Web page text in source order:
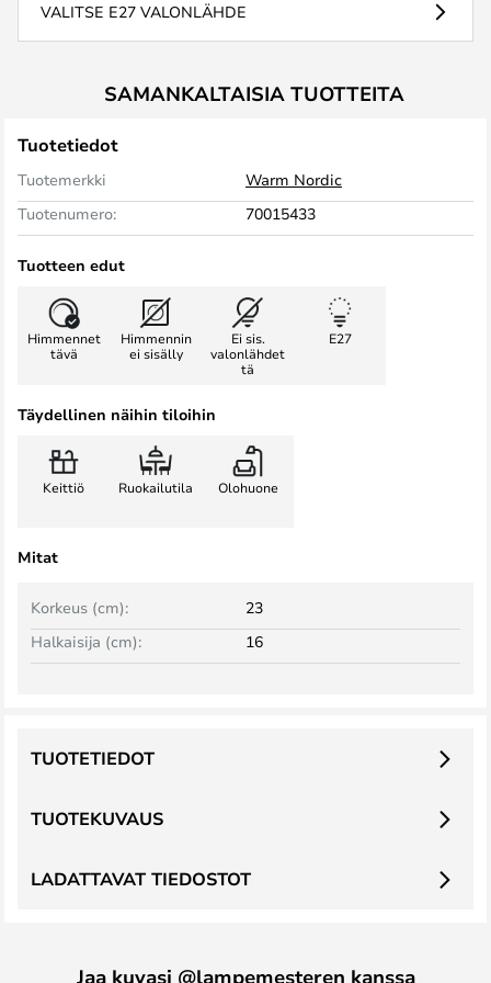
VALITSE E27 VALONLÄHDE
SAMANKALTAISIA TUOTTEITA
Tuotetiedot
Tuotemerkki
Warm Nordic
Tuotenumero:
70015433
Tuotteen edut
Himmennet
tävä
Himmennin
ei sisälly
Ei sis.
valonlähdet
tä
E27
Täydellinen näihin tiloihin
Keittiö Ruokailutila Olohuone
Mitat
Korkeus (cm):
23
Halkaisija (cm):
16
TUOTEKUVAUS
TUOTETIEDOT
LADATTAVAT TIEDOSTOT
Jaa kuvasi @lampemesteren kanssa